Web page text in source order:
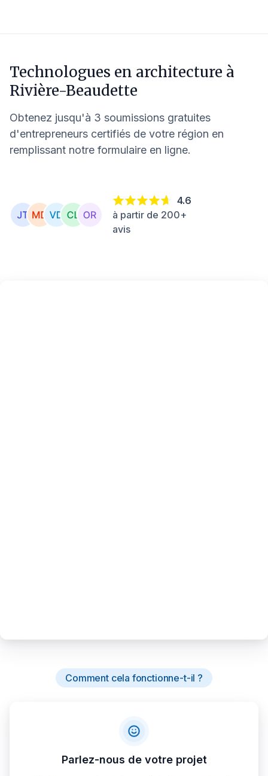
Technologues en architecture à
Rivière-Beaudette
Obtenez jusqu'à 3 soumissions gratuites
d'entrepreneurs certifiés de votre région en
remplissant notre formulaire en ligne.
4.6
à partir de 200+
avis
Comment cela fonctionne-t-il ?
Parlez-nous de votre projet